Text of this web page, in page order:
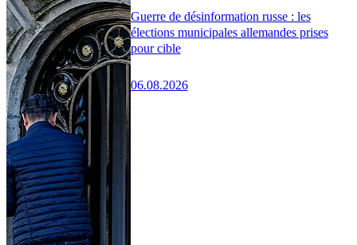
Guerre de désinformation russe : les
élections municipales allemandes prises
pour cible
06.08.2026